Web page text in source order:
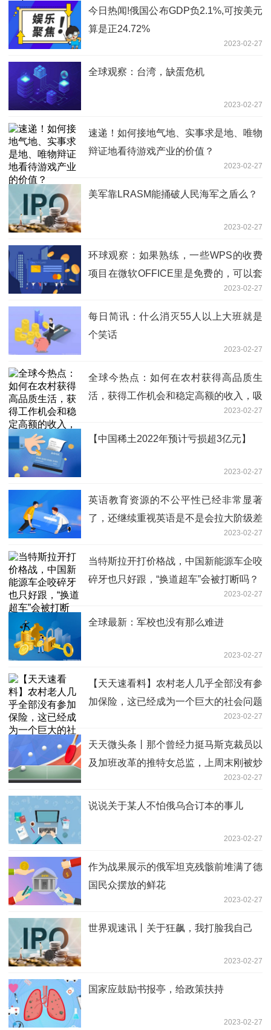
今日热闻!俄国公布GDP负2.1%,可按美元
算是正24.72%
2023-02-27
全球观察：台湾，缺蛋危机
2023-02-27
速递！如何接地气地、实事求是地、唯物
辩证地看待游戏产业的价值？
2023-02-27
美军靠LRASM能捅破人民海军之盾么？
2023-02-27
环球观察：如果熟练，一些WPS的收费
项目在微软OFFICE里是免费的，可以套
2023-02-27
每日简讯：什么消灭55人以上大班就是
个笑话
2023-02-27
全球今热点：如何在农村获得高品质生
活，获得工作机会和稳定高额的收入，吸
2023-02-27
【中国稀土2022年预计亏损超3亿元】
2023-02-27
英语教育资源的不公平性已经非常显著
了，还继续重视英语是不是会拉大阶级差
2023-02-27
当特斯拉开打价格战，中国新能源车企咬
碎牙也只好跟，“换道超车”会被打断吗？
2023-02-27
全球最新：军校也没有那么难进
2023-02-27
【天天速看料】农村老人几乎全部没有参
加保险，这已经成为一个巨大的社会问题
2023-02-27
天天微头条丨那个曾经力挺马斯克裁员以
及加班改革的推特女总监，上周末刚被炒
2023-02-27
说说关于某人不怕俄乌合订本的事儿
2023-02-27
作为战果展示的俄军坦克残骸前堆满了德
国民众摆放的鲜花
2023-02-27
世界观速讯丨关于狂飙，我打脸我自己
2023-02-27
国家应鼓励书报亭，给政策扶持
2023-02-27